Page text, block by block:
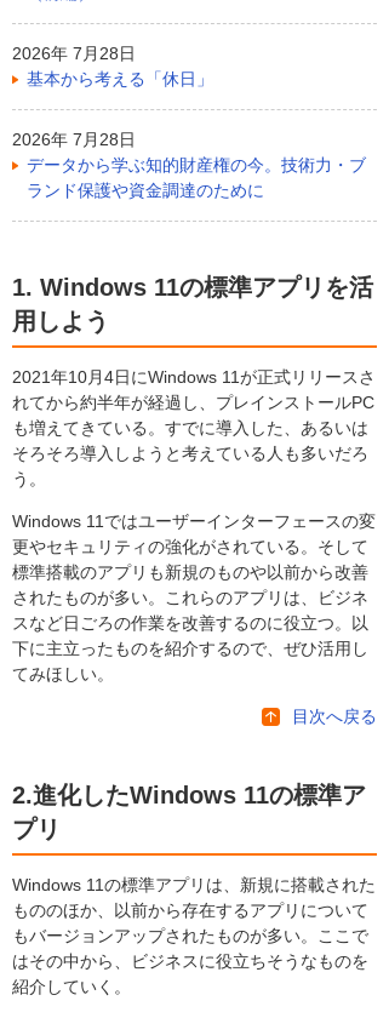
2026年 7月28日
基本から考える「休日」
2026年 7月28日
データから学ぶ知的財産権の今。技術力・ブ
ランド保護や資金調達のために
1. Windows 11の標準アプリを活
用しよう
2021年10月4日にWindows 11が正式リリースさ
れてから約半年が経過し、プレインストールPC
も増えてきている。すでに導入した、あるいは
そろそろ導入しようと考えている人も多いだろ
う。
Windows 11ではユーザーインターフェースの変
更やセキュリティの強化がされている。そして
標準搭載のアプリも新規のものや以前から改善
されたものが多い。これらのアプリは、ビジネ
スなど日ごろの作業を改善するのに役立つ。以
下に主立ったものを紹介するので、ぜひ活用し
てみほしい。
目次へ戻る
2.進化したWindows 11の標準ア
プリ
Windows 11の標準アプリは、新規に搭載された
もののほか、以前から存在するアプリについて
もバージョンアップされたものが多い。ここで
はその中から、ビジネスに役立ちそうなものを
紹介していく。